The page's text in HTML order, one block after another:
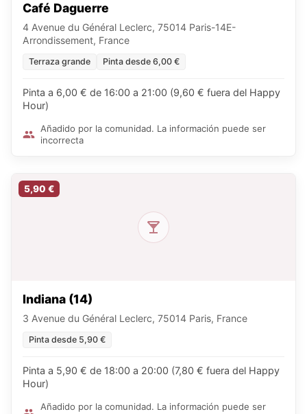
Café Daguerre
4 Avenue du Général Leclerc, 75014 Paris-14E-
Arrondissement, France
Terraza grande Pinta desde 6,00 €
Pinta a 6,00 € de 16:00 a 21:00 (9,60 € fuera del Happy
Hour)
Añadido por la comunidad. La información puede ser
incorrecta
5,90 €
Indiana (14)
3 Avenue du Général Leclerc, 75014 Paris, France
Pinta desde 5,90 €
Pinta a 5,90 € de 18:00 a 20:00 (7,80 € fuera del Happy
Hour)
Añadido por la comunidad. La información puede ser